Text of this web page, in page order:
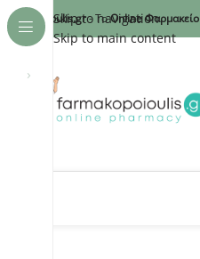
Skip to navigation
Skip to main content
›
- ΤοOnline Φαρμακείο